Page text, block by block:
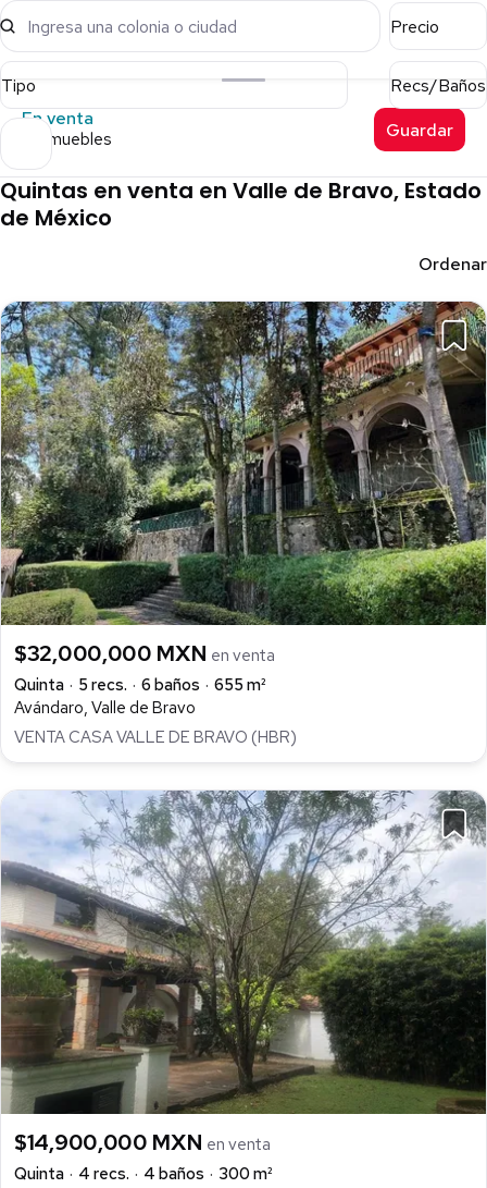
Ingresa una colonia o ciudad Precio
Tipo
Recs/Baños
En venta
7 inmuebles Guardar
Quintas en venta en Valle de Bravo, Estado
de México
Ordenar
$32,000,000 MXN en venta
Quinta
5 recs. 6 baños
655 m²
Avándaro, Valle de Bravo
VENTA CASA VALLE DE BRAVO (HBR)
$14,900,000 MXN en venta
Quinta
4 recs. 4 baños
300 m²